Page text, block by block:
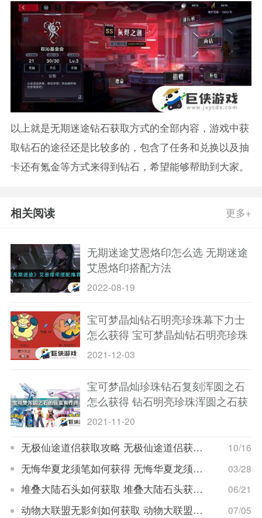
以上就是无期迷途钻石获取方式的全部内容，游戏中获
取钻石的途径还是比较多的，包含了任务和兑换以及抽
卡还有氪金等方式来得到钻石，希望能够帮助到大家。
相关阅读 更多+
无期迷途艾恩烙印怎么选 无期迷途
艾恩烙印搭配方法
2022-08-19
宝可梦晶灿钻石明亮珍珠幕下力士
怎么获得 宝可梦晶灿钻石明亮珍珠
幕下力士获得途径
2021-12-03
宝可梦晶灿珍珠钻石复刻浑圆之石
怎么获得 钻石明亮珍珠浑圆之石获
取攻略
2021-11-20
无极仙途道侣获取攻略 无极仙途道侣获取方法 10/16
无悔华夏龙须笔如何获得 无悔华夏龙须笔获取途径大全 03/28
堆叠大陆石头如何获取 堆叠大陆石头获取途径 06/21
动物大联盟无影剑如何获取 动物大联盟无影剑获取途径 07/05